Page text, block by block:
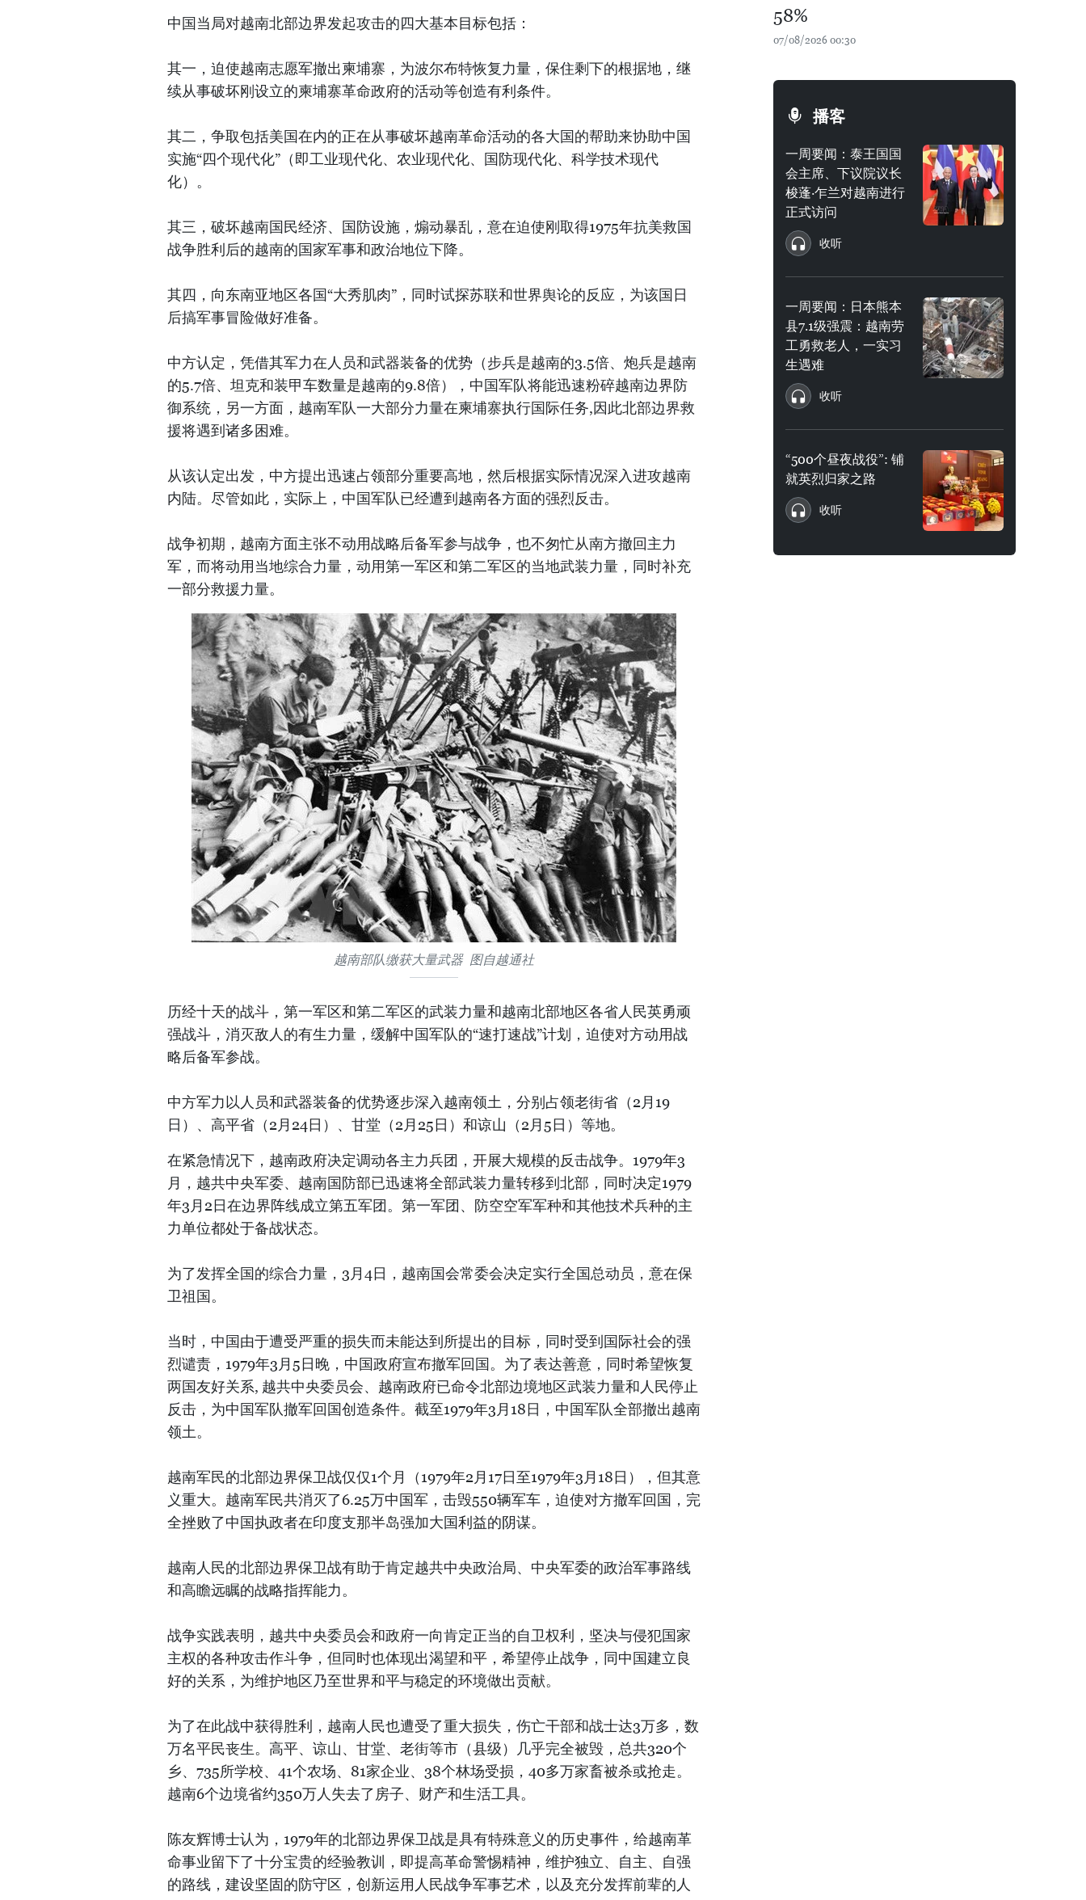
中国当局对越南北部边界发起攻击的四大基本目标包括：
其一，迫使越南志愿军撤出柬埔寨，为波尔布特恢复力量，保住剩下的根据地，继
续从事破坏刚设立的柬埔寨革命政府的活动等创造有利条件。
其二，争取包括美国在内的正在从事破坏越南革命活动的各大国的帮助来协助中国
实施“四个现代化”（即工业现代化、农业现代化、国防现代化、科学技术现代
化）。
其三，破坏越南国民经济、国防设施，煽动暴乱，意在迫使刚取得1975年抗美救国
战争胜利后的越南的国家军事和政治地位下降。
其四，向东南亚地区各国“大秀肌肉”，同时试探苏联和世界舆论的反应，为该国日
后搞军事冒险做好准备。
中方认定，凭借其军力在人员和武器装备的优势（步兵是越南的3.5倍、炮兵是越南
的5.7倍、坦克和装甲车数量是越南的9.8倍），中国军队将能迅速粉碎越南边界防
御系统，另一方面，越南军队一大部分力量在柬埔寨执行国际任务,因此北部边界救
援将遇到诸多困难。
从该认定出发，中方提出迅速占领部分重要高地，然后根据实际情况深入进攻越南
内陆。尽管如此，实际上，中国军队已经遭到越南各方面的强烈反击。
战争初期，越南方面主张不动用战略后备军参与战争，也不匆忙从南方撤回主力
军，而将动用当地综合力量，动用第一军区和第二军区的当地武装力量，同时补充
一部分救援力量。
越南部队缴获大量武器 图自越通社
历经十天的战斗，第一军区和第二军区的武装力量和越南北部地区各省人民英勇顽
强战斗，消灭敌人的有生力量，缓解中国军队的“速打速战”计划，迫使对方动用战
略后备军参战。
中方军力以人员和武器装备的优势逐步深入越南领土，分别占领老街省（2月19
日）、高平省（2月24日）、甘堂（2月25日）和谅山（2月5日）等地。
在紧急情况下，越南政府决定调动各主力兵团，开展大规模的反击战争。1979年3
月，越共中央军委、越南国防部已迅速将全部武装力量转移到北部，同时决定1979
年3月2日在边界阵线成立第五军团。第一军团、防空空军军种和其他技术兵种的主
力单位都处于备战状态。
为了发挥全国的综合力量，3月4日，越南国会常委会决定实行全国总动员，意在保
卫祖国。
当时，中国由于遭受严重的损失而未能达到所提出的目标，同时受到国际社会的强
烈谴责，1979年3月5日晚，中国政府宣布撤军回国。为了表达善意，同时希望恢复
两国友好关系, 越共中央委员会、越南政府已命令北部边境地区武装力量和人民停止
反击，为中国军队撤军回国创造条件。截至1979年3月18日，中国军队全部撤出越南
领土。
越南军民的北部边界保卫战仅仅1个月（1979年2月17日至1979年3月18日），但其意
义重大。越南军民共消灭了6.25万中国军，击毁550辆军车，迫使对方撤军回国，完
全挫败了中国执政者在印度支那半岛强加大国利益的阴谋。
越南人民的北部边界保卫战有助于肯定越共中央政治局、中央军委的政治军事路线
和高瞻远瞩的战略指挥能力。
战争实践表明，越共中央委员会和政府一向肯定正当的自卫权利，坚决与侵犯国家
主权的各种攻击作斗争，但同时也体现出渴望和平，希望停止战争，同中国建立良
好的关系，为维护地区乃至世界和平与稳定的环境做出贡献。
为了在此战中获得胜利，越南人民也遭受了重大损失，伤亡干部和战士达3万多，数
万名平民丧生。高平、谅山、甘堂、老街等市（县级）几乎完全被毁，总共320个
乡、735所学校、41个农场、81家企业、38个林场受损，40多万家畜被杀或抢走。
越南6个边境省约350万人失去了房子、财产和生活工具。
陈友辉博士认为，1979年的北部边界保卫战是具有特殊意义的历史事件，给越南革
命事业留下了十分宝贵的经验教训，即提高革命警惕精神，维护独立、自主、自强
的路线，建设坚固的防守区，创新运用人民战争军事艺术，以及充分发挥前辈的人
58%
07/08/2026 00:30
播客
一周要闻：泰王国国
会主席、下议院议长
梭蓬·乍兰对越南进行
正式访问
收听
一周要闻：日本熊本
县7.1级强震：越南劳
工勇救老人，一实习
生遇难
收听
“500个昼夜战役”: 铺
就英烈归家之路
收听